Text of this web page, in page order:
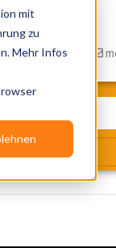
mit
zu
Mehr Infos
Blog